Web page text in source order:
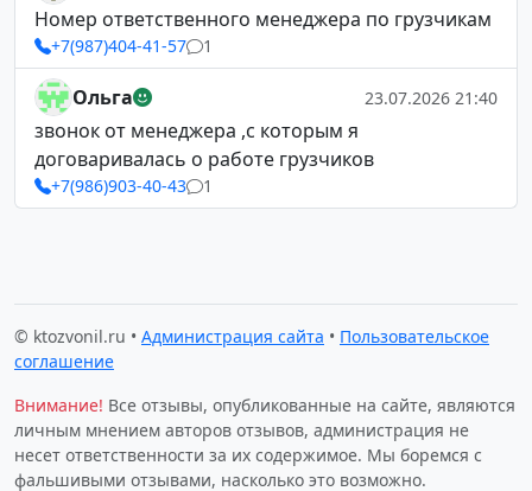
Номер ответственного менеджера по грузчикам
+7(987)404-41-57 1
Ольга 23.07.2026 21:40
звонок от менеджера ,с которым я
договаривалась о работе грузчиков
+7(986)903-40-43 1
© ktozvonil.ru • Администрация сайта • Пользовательское
соглашение
Внимание! Все отзывы, опубликованные на сайте, являются
личным мнением авторов отзывов, администрация не
несет ответственности за их содержимое. Мы боремся с
фальшивыми отзывами, насколько это возможно.